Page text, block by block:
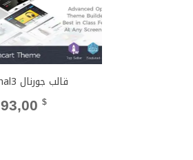
قالب جورنال journal3
93,00 $